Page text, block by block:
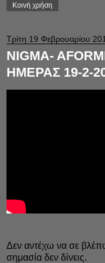
Κοινή χρήση
Τρίτη 19 Φεβρουαρίου
NIGMA-
ΗΜΕΡΑΣ 19-2-
Δεν αντέχω να σε
σημασία δεν δίνεις.